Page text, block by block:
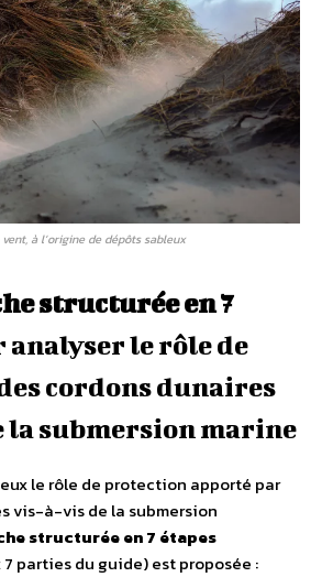
à l’origine de dépôts sableux
structurée en 7
le rôle de
cordons dunaires
la submersion marine
le rôle de protection apporté par
vis-à-vis de la submersion
structurée en 7 étapes
parties du guide) est proposée :